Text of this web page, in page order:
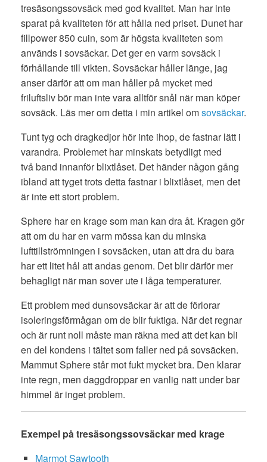
tresäsongssovsäck med god kvalitet. Man har inte
sparat på kvaliteten för att hålla ned priset. Dunet har
fillpower 850 cuin, som är högsta kvaliteten som
används i sovsäckar. Det ger en varm sovsäck i
förhållande till vikten. Sovsäckar håller länge, jag
anser därför att om man håller på mycket med
friluftsliv bör man inte vara alltför snål när man köper
sovsäck. Läs mer om detta i min artikel omsovsäckar.
Tunt tyg och dragkedjor hör inte ihop, de fastnar lätt i
varandra. Problemet har minskats betydligt med
två band innanför blixtlåset. Det händer någon gång
ibland att tyget trots detta fastnar i blixtlåset, men det
är inte ett stort problem.
Sphere har en krage som man kan dra åt. Kragen gör
att om du har en varm mössa kan du minska
lufttillströmningen i sovsäcken, utan att dra du bara
har ett litet hål att andas genom. Det blir därför mer
behagligt när man sover ute i låga temperaturer.
Ett problem med dunsovsäckar är att de förlorar
isoleringsförmågan om de blir fuktiga. När det regnar
och är runt noll måste man räkna med att det kan bli
en del kondens i tältet som faller ned på sovsäcken.
Mammut Sphere står mot fukt mycket bra. Den klarar
inte regn, men daggdroppar en vanlig natt under bar
himmel är inget problem.
Exempel på tresäsongssovsäckar med krage
Marmot Sawtooth